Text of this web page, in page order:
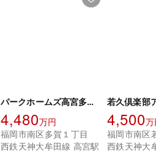
パークホームズ高宮多賀緑苑
4,480万円
福岡市南区多賀１丁目
西鉄天神大牟田線 高宮駅
若久倶楽部
4,500万
福岡市南区
西鉄天神大